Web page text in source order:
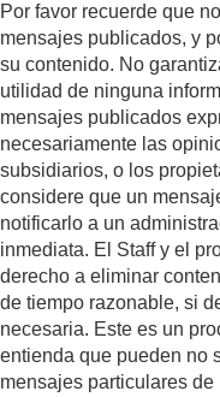
Por favor recuerde que
mensajes publicados, y
su contenido. No
utilidad de ninguna
mensajes publicados
necesariamente las
subsidiarios, o los
considere que un
notificarlo a un
inmediata. El Staff y el
derecho a eliminar
de tiempo razonable, si
necesaria. Este es un
entienda que pueden no
mensajes particulares